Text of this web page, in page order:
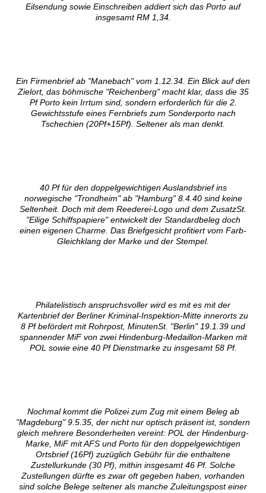
Eilsendung sowie Einschreiben addiert sich das Porto auf
insgesamt RM 1,34.
Ein Firmenbrief ab "Manebach" vom 1.12.34. Ein Blick auf den
Zielort, das böhmische "Reichenberg" macht klar, dass die 35
Pf Porto kein Irrtum sind, sondern erforderlich für die 2.
Gewichtsstufe eines Fernbriefs zum Sonderporto nach
Tschechien (20Pf+15Pf). Seltener als man denkt.
40 Pf für den doppelgewichtigen Auslandsbrief ins
norwegische "Trondheim" ab "Hamburg" 8.4.40 sind keine
Seltenheit. Doch mit dem Reederei-Logo und dem ZusatzSt.
"Eilige Schiffspapiere" entwickelt der Standardbeleg doch
einen eigenen Charme. Das Briefgesicht profitiert vom Farb-
Gleichklang der Marke und der Stempel.
Philatelistisch anspruchsvoller wird es mit es mit der
Kartenbrief der Berliner Kriminal-Inspektion-Mitte innerorts zu
8 Pf befördert mit Rohrpost, MinutenSt. "Berlin" 19.1.39 und
spannender MiF von zwei Hindenburg-Medaillon-Marken mit
POL sowie eine 40 Pf Dienstmarke zu insgesamt 58 Pf.
Nochmal kommt die Polizei zum Zug mit einem Beleg ab
"Magdeburg" 9.5.35, der nicht nur optisch präsent ist, sondern
gleich mehrere Besonderheiten vereint: POL der Hindenburg-
Marke, MiF mit AFS und Porto für den doppelgewichtigen
Ortsbrief (16Pf) zuzüglich Gebühr für die enthaltene
Zustellurkunde (30 Pf), mithin insgesamt 46 Pf. Solche
Zustellungen dürfte es zwar oft gegeben haben, vorhanden
sind solche Belege seltener als manche Zuleitungspost einer